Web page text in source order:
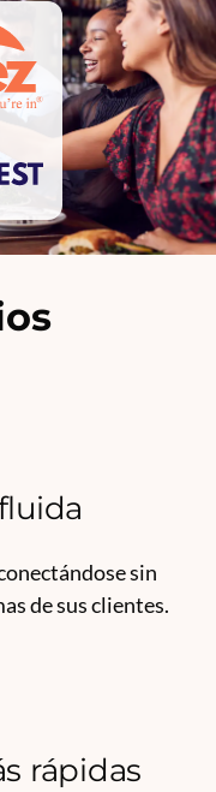
sin
de sus clientes.
rápidas